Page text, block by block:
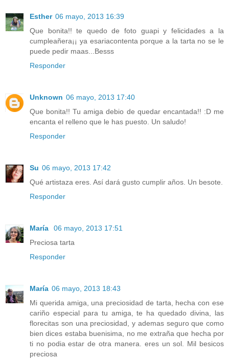
Esther 06 mayo, 2013 16:39
Que bonita!! te quedo de foto guapi y felicidades a la
cumpleañera¡¡ ya esariacontenta porque a la tarta no se le
puede pedir maas...Besss
Responder
Unknown 06 mayo, 2013 17:40
Que bonita!! Tu amiga debio de quedar encantada!! :D me
encanta el relleno que le has puesto. Un saludo!
Responder
Su 06 mayo, 2013 17:42
Qué artistaza eres. Así dará gusto cumplir años. Un besote.
Responder
María
06 mayo, 2013 17:51
Preciosa tarta
Responder
María 06 mayo, 2013 18:43
Mi querida amiga, una preciosidad de tarta, hecha con ese
cariño especial para tu amiga, te ha quedado divina, las
florecitas son una preciosidad, y ademas seguro que como
bien dices estaba buenisima, no me extraña que hecha por
ti no podia estar de otra manera. eres un sol. Mil besicos
preciosa